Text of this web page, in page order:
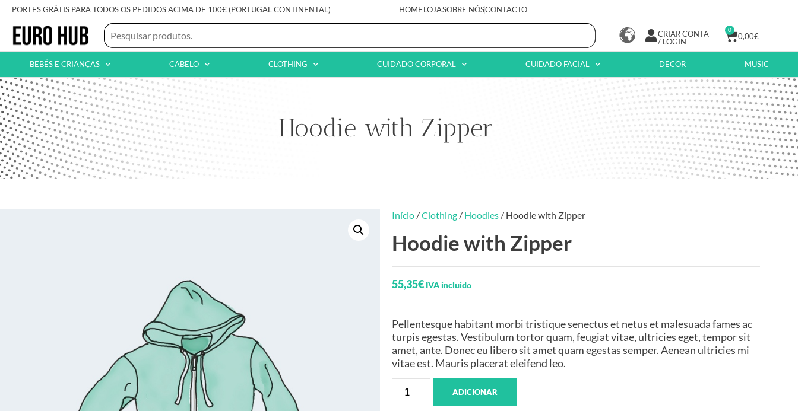
PORTES GRÁTIS PARA TODOS OS PEDIDOS ACIMA DE 100€ (PORTUGAL CONTINENTAL) HOMELOJASOBRE NÓSCONTACTO
CRIAR CONTA
/ LOGIN
0,00€
0
BEBÉS E CRIANÇAS CABELO CLOTHING CUIDADO CORPORAL CUIDADO FACIAL DECOR MUSIC
Hoodie with Zipper
Início /Clothing / Hoodies / Hoodie with Zipper
Hoodie with Zipper
55,35€ IVA incluido
Pellentesque habitant morbi tristique senectus et netus et malesuada fames ac
turpis egestas. Vestibulum tortor quam, feugiat vitae, ultricies eget, tempor sit
amet, ante. Donec eu libero sit amet quam egestas semper. Aenean ultricies mi
vitae est. Mauris placerat eleifend leo.
ADICIONAR